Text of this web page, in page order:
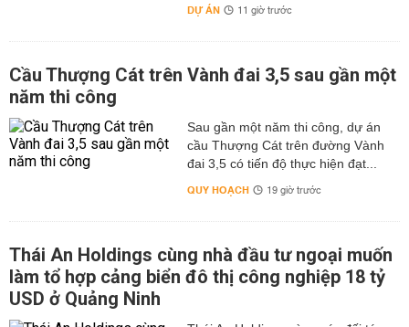
DỰ ÁN 11 giờ trước
Cầu Thượng Cát trên Vành đai 3,5 sau gần một
năm thi công
Sau gần một năm thi công, dự án
cầu Thượng Cát trên đường Vành
đai 3,5 có tiến độ thực hiện đạt...
QUY HOẠCH 19 giờ trước
Thái An Holdings cùng nhà đầu tư ngoại muốn
làm tổ hợp cảng biển đô thị công nghiệp 18 tỷ
USD ở Quảng Ninh